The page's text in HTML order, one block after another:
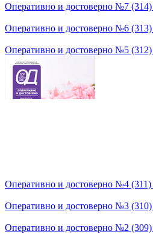
Оперативно и достоверно №7 (314)
Оперативно и достоверно №6 (313)
Оперативно и достоверно №5 (312)
Оперативно и достоверно №4 (311)
Оперативно и достоверно №3 (310)
Оперативно и достоверно №2 (309)